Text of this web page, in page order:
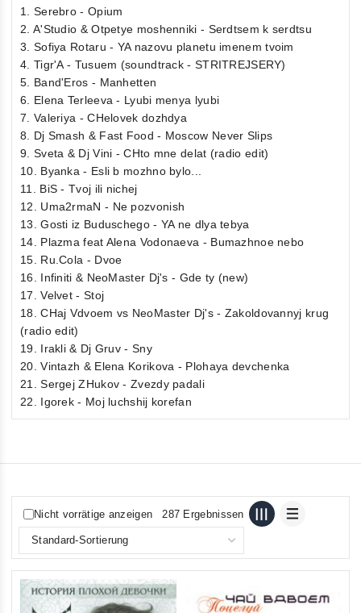
1. Serebro - Opium
2. A'Studio & Otpetye moshenniki - Serdtsem k serdtsu
3. Sofiya Rotaru - YA nazovu planetu imenem tvoim
4. Tigr'A - Tusuem (soundtrack - STRITREJSERY)
5. Band'Eros - Manhetten
6. Elena Terleeva - Lyubi menya lyubi
7. Valeriya - CHelovek dozhdya
8. Dj Smash & Fast Food - Moscow Never Slips
9. Sveta & Dj Vini - CHto mne delat (radio edit)
10. Byanka - Esli b mozhno bylo...
11. BiS - Tvoj ili nichej
12. Uma2rmaN - Ne pozvonish
13. Gosti iz Buduschego - YA ne dlya tebya
14. Plazma feat Alena Vodonaeva - Bumazhnoe nebo
15. Ru.Cola - Dvoe
16. Infiniti & NeoMaster Dj's - Gde ty (new)
17. Velvet - Stoj
18. CHaj Vdvoem vs NeoMaster Dj's - Zakoldovannyj krug
(radio edit)
19. Irakli & Dj Gruv - Sny
20. Vintazh & Elena Korikova - Plohaya devchenka
21. Sergej ZHukov - Zvezdy padali
22. Igorek - Moj luchshij korefan
Nicht vorrätige anzeigen 287 Ergebnissen